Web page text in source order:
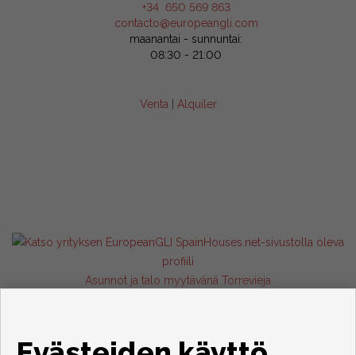
+34 650 569 863
contacto@europeangli.com
maanantai - sunnuntai:
08:30 - 21:00
Venta Alquiler
Asunnot ja talo myytävänä Torrevieja